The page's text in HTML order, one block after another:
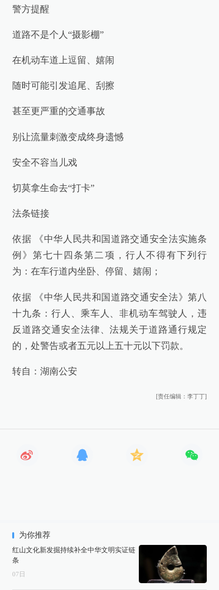
警方提醒
道路不是个人“摄影棚”
在机动车道上逗留、嬉闹
随时可能引发追尾、刮擦
甚至更严重的交通事故
别让流量刺激变成终身遗憾
安全不容当儿戏
切莫拿生命去“打卡”
法条链接
依据 《中华人民共和国道路交通安全法实施条
例》第七十四条第二项，行人不得有下列行
为：在车行道内坐卧、停留、嬉闹；
依据 《中华人民共和国道路交通安全法》第八
十九条：行人、乘车人、非机动车驾驶人，违
反道路交通安全法律、法规关于道路通行规定
的，处警告或者五元以上五十元以下罚款。
转自：湖南公安
[责任编辑：李丁丁]
为你推荐
红山文化新发掘持续补全中华文明实证链
条
07 日